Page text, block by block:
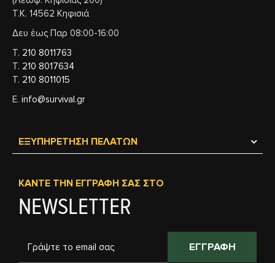
Τ.Κ. 14562 Κηφισιά
Δευ έως Παρ 08:00-16:00
Τ. 210 8011763
Τ. 210 8017634
Τ. 210 8011015
Ε. info@survival.gr
ΕΞΥΠΗΡΈΤΗΣΗ ΠΕΛΑΤΏΝ
ΚΆΝΤΕ ΤΗΝ ΕΓΓΡΑΦΉ ΣΑΣ ΣΤΟ
NEWSLETTER
ΕΓΓΡΑΦΉ